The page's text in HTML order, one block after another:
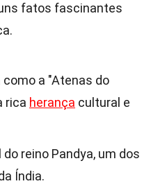
fatos fascinantes
a "Atenas do
rica herança cultural e
reino Pandya, um dos
Índia.